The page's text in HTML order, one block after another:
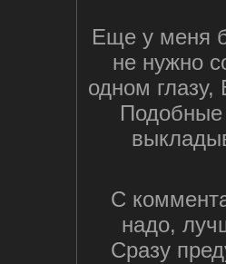
Еще у меня
не нужно
одном глазу,
Подобные
С
надо,
Сразу